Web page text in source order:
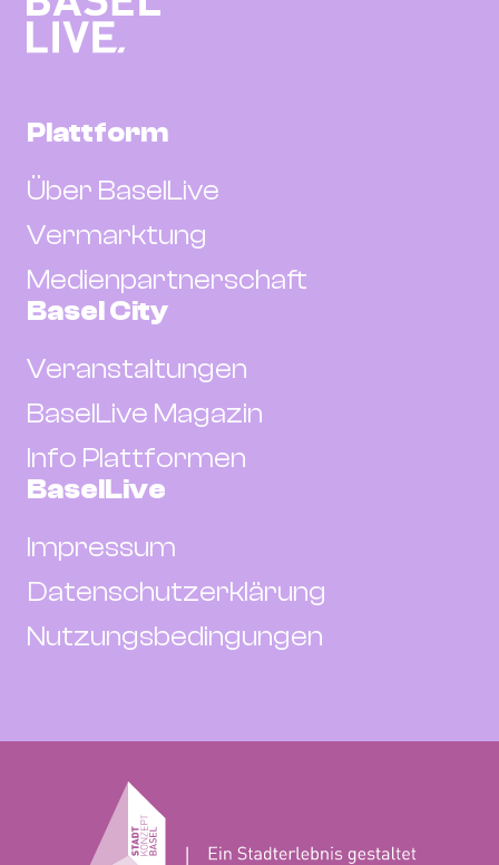
Plattform
Über BaselLive
Vermarktung
Medienpartnerschaft
Basel City
Veranstaltungen
BaselLive Magazin
Info Plattformen
BaselLive
Impressum
Datenschutzerklärung
Nutzungsbedingungen